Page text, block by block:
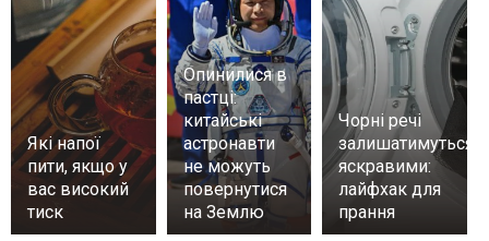
Які напої
пити, якщо у
вас високий
тиск
Опинилися в
пастці:
китайські
астронавти
не можуть
повернутися
на Землю
Чорні речі
залишатимуться
яскравими:
лайфхак для
прання